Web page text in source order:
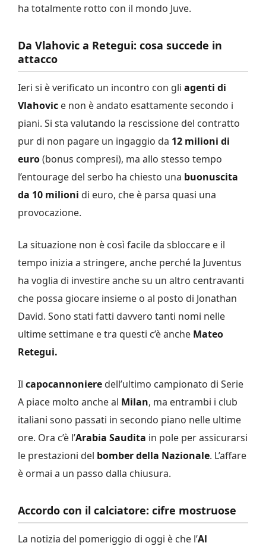
ha totalmente rotto con il mondo Juve.
Da Vlahovic a Retegui: cosa succede in
attacco
Ieri si è verificato un incontro con gli agenti di
Vlahovic e non è andato esattamente secondo i
piani. Si sta valutando la rescissione del contratto
pur di non pagare un ingaggio da 12 milioni di
euro(bonus compresi), ma allo stesso tempo
l’entourage del serbo ha chiesto una buonuscita
da 10 milioni di euro, che è parsa quasi una
provocazione.
La situazione non è così facile da sbloccare e il
tempo inizia a stringere, anche perché la Juventus
ha voglia di investire anche su un altro centravanti
che possa giocare insieme o al posto di Jonathan
David. Sono stati fatti davvero tanti nomi nelle
ultime settimane e tra questi c’è anche Mateo
Retegui.
Il capocannoniere dell’ultimo campionato di Serie
A piace molto anche al Milan, ma entrambi i club
italiani sono passati in secondo piano nelle ultime
ore. Ora c’è l’Arabia Saudita in pole per assicurarsi
le prestazioni del bomber della Nazionale. L’affare
è ormai a un passo dalla chiusura.
Accordo con il calciatore: cifre mostruose
La notizia del pomeriggio di oggi è che l’Al